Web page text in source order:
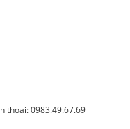
thoại: 0983.49.67.69